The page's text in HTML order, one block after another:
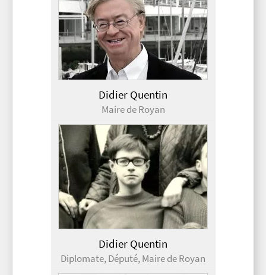
Didier Quentin
Maire de Royan
Didier Quentin
Diplomate, Député, Maire de Royan